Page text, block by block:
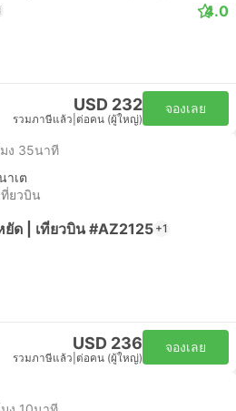
4.0
USD 232
รวมภาษีแล้ว ต่อคน (ผู้ใหญ่)
จองเลย
ง 35นาที
าเต
ที่ยวบิน
ด | เที่ยวบิน #AZ2125 +1
USD 236
รวมภาษีแล้ว ต่อคน (ผู้ใหญ่)
จองเลย